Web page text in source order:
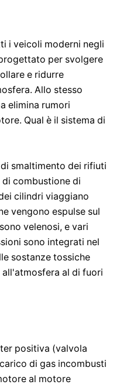
i veicoli moderni negli
per svolgere
e ridurre
Allo stesso
elimina rumori
Qual è il sistema di
smaltimento dei rifiuti
di combustione di
cilindri viaggiano
vengono espulse sul
velenosi, e vari
sono integrati nel
sostanze tossiche
al di fuori
positiva (valvola
di gas incombusti
al motore